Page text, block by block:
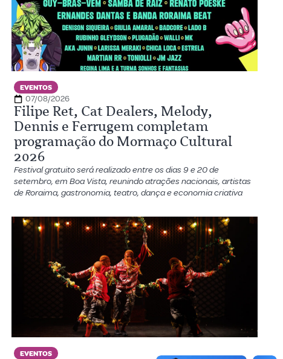
EVENTOS
07/08/2026
Filipe Ret, Cat Dealers, Melody,
Dennis e Ferrugem completam
programação do Mormaço Cultural
2026
Festival gratuito será realizado entre os dias 9 e 20 de
setembro, em Boa Vista, reunindo atrações nacionais, artistas
de Roraima, gastronomia, teatro, dança e economia criativa
EVENTOS